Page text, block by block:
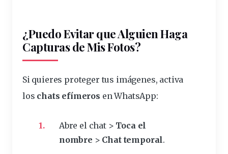
¿Puedo Evitar que Alguien Haga
Capturas de Mis Fotos?
Si quieres proteger tus imágenes, activa
los chats efímeros en WhatsApp:
Abre el chat > Toca el
nombre > Chat temporal.